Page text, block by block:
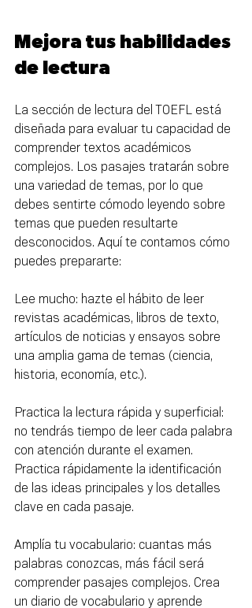
Mejora tus habilidades
de lectura
La sección de lectura del TOEFL está
diseñada para evaluar tu capacidad de
comprender textos académicos
complejos. Los pasajes tratarán sobre
una variedad de temas, por lo que
debes sentirte cómodo leyendo sobre
temas que pueden resultarte
desconocidos. Aquí te contamos cómo
puedes prepararte:
Lee mucho: hazte el hábito de leer
revistas académicas, libros de texto,
artículos de noticias y ensayos sobre
una amplia gama de temas (ciencia,
historia, economía, etc.).
Practica la lectura rápida y superficial:
no tendrás tiempo de leer cada palabra
con atención durante el examen.
Practica rápidamente la identificación
de las ideas principales y los detalles
clave en cada pasaje.
Amplía tu vocabulario: cuantas más
palabras conozcas, más fácil será
comprender pasajes complejos. Crea
un diario de vocabulario y aprende